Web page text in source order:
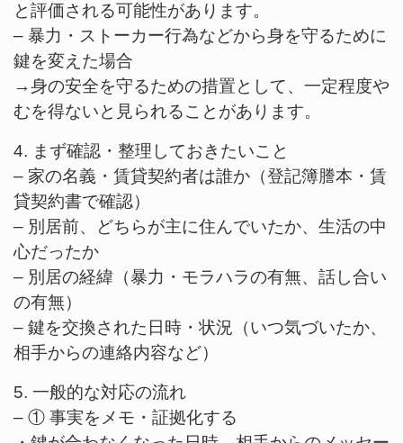
と評価される可能性があります。
– 暴力・ストーカー行為などから身を守るために
鍵を変えた場合
→身の安全を守るための措置として、一定程度や
むを得ないと見られることがあります。
4. まず確認・整理しておきたいこと
– 家の名義・賃貸契約者は誰か（登記簿謄本・賃
貸契約書で確認）
– 別居前、どちらが主に住んでいたか、生活の中
心だったか
– 別居の経緯（暴力・モラハラの有無、話し合い
の有無）
– 鍵を交換された日時・状況（いつ気づいたか、
相手からの連絡内容など）
5. 一般的な対応の流れ
– ① 事実をメモ・証拠化する